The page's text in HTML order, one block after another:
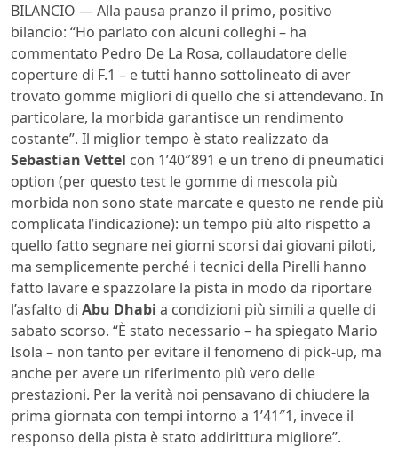
BILANCIO — Alla pausa pranzo il primo, positivo
bilancio: “Ho parlato con alcuni colleghi – ha
commentato Pedro De La Rosa, collaudatore delle
coperture di F.1 – e tutti hanno sottolineato di aver
trovato gomme migliori di quello che si attendevano. In
particolare, la morbida garantisce un rendimento
costante”. Il miglior tempo è stato realizzato da
Sebastian Vettel con 1’40″891 e un treno di pneumatici
option (per questo test le gomme di mescola più
morbida non sono state marcate e questo ne rende più
complicata l’indicazione): un tempo più alto rispetto a
quello fatto segnare nei giorni scorsi dai giovani piloti,
ma semplicemente perché i tecnici della Pirelli hanno
fatto lavare e spazzolare la pista in modo da riportare
l’asfalto di Abu Dhabi a condizioni più simili a quelle di
sabato scorso. “È stato necessario – ha spiegato Mario
Isola – non tanto per evitare il fenomeno di pick-up, ma
anche per avere un riferimento più vero delle
prestazioni. Per la verità noi pensavano di chiudere la
prima giornata con tempi intorno a 1’41″1, invece il
responso della pista è stato addirittura migliore”.